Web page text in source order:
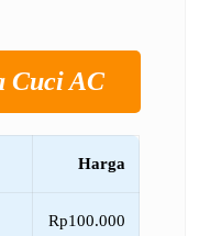
Cuci AC
Harga
Rp100.000